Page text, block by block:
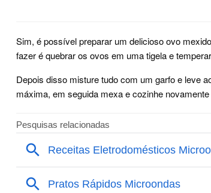
Sim, é possível preparar um delicioso ovo
fazer é quebrar os ovos em uma tigela e
Depois disso misture tudo com um garfo e leve
máxima, em seguida mexa e cozinhe